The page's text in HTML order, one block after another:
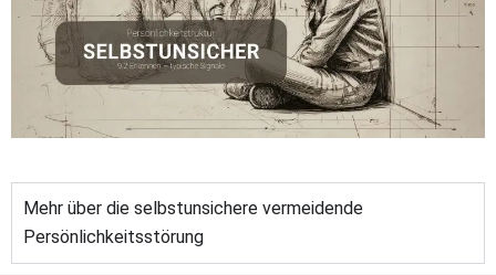
Mehr über die selbstunsichere vermeidende
Persönlichkeitsstörung